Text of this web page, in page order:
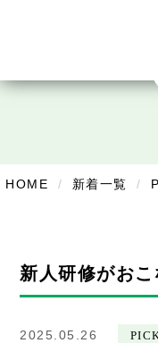
かえる堂鍼灸院 整骨院 う
デイサービス
在宅部門事務所
美容
HOME 新着一覧
新人研修がお
2025.05.26